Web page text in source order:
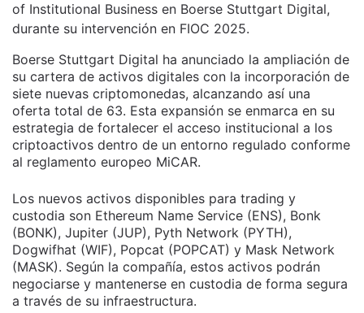
of Institutional Business en Boerse Stuttgart Digital,
durante su intervención en FIOC 2025.
Boerse Stuttgart Digital ha anunciado la ampliación de
su cartera de activos digitales con la incorporación de
siete nuevas criptomonedas, alcanzando así una
oferta total de 63. Esta expansión se enmarca en su
estrategia de fortalecer el acceso institucional a los
criptoactivos dentro de un entorno regulado conforme
al reglamento europeo MiCAR.
Los nuevos activos disponibles para trading y
custodia son Ethereum Name Service (ENS), Bonk
(BONK), Jupiter (JUP), Pyth Network (PYTH),
Dogwifhat (WIF), Popcat (POPCAT) y Mask Network
(MASK). Según la compañía, estos activos podrán
negociarse y mantenerse en custodia de forma segura
a través de su infraestructura.